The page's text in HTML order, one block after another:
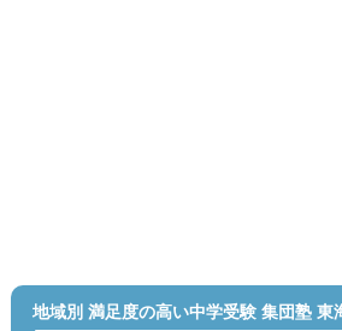
地域別 満足度の高い中学受験 集団塾 東